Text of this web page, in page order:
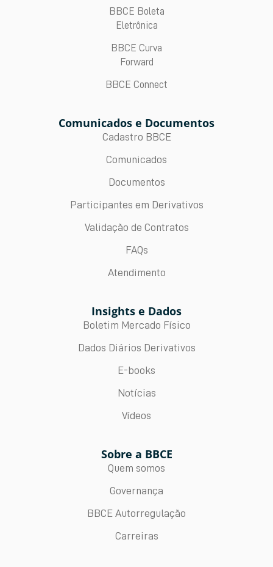
BBCE Boleta
Eletrônica
BBCE Curva
Forward
BBCE Connect
Comunicados e Documentos
Cadastro BBCE
Comunicados
Documentos
Participantes em Derivativos
Validação de Contratos
FAQs
Atendimento
Insights e Dados
Boletim Mercado Físico
Dados Diários Derivativos
E-books
Notícias
Vídeos
Sobre a BBCE
Quem somos
Governança
BBCE Autorregulação
Carreiras